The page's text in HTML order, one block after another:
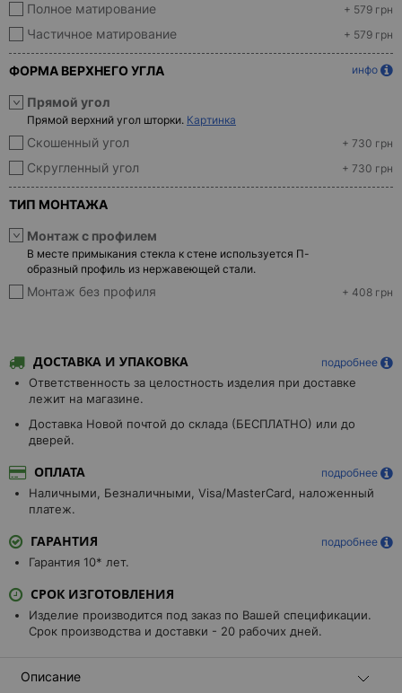
Полное матирование + 579 грн
Частичное матирование + 579 грн
ФОРМА ВЕРХНЕГО УГЛА инфо
Прямой угол
Прямой верхний угол шторки. Картинка
Скошенный угол + 730 грн
Скругленный угол + 730 грн
ТИП МОНТАЖА
Монтаж с профилем
В месте примыкания стекла к стене используется П-
образный профиль из нержавеющей стали.
Монтаж без профиля + 408 грн
ДОСТАВКА И УПАКОВКА подробнее
Ответственность за целостность изделия при доставке
лежит на магазине.
Доставка Новой почтой до склада (БЕСПЛАТНО) или до
дверей.
ОПЛАТА подробнее
Наличными, Безналичными, Visa/MasterCard, наложенный
платеж.
ГАРАНТИЯ подробнее
Гарантия 10* лет.
СРОК ИЗГОТОВЛЕНИЯ
Изделие производится под заказ по Вашей спецификации.
Срок производства и доставки - 20 рабочих дней.
Описание